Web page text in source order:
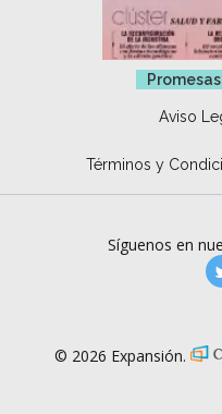
Aviso
Términos y
Síguenos en
© 2026 Expansión.